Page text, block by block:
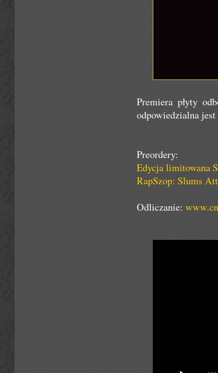
Premiera płyty
odpowiedzialna
Preordery:
Edycja limitowana
RapSzop: Slums
Odliczanie: